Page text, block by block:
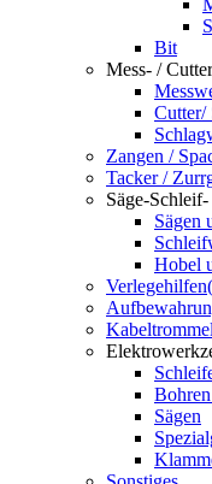
Bit
Mess- /
Cutter/
Zangen /
Tacker /
Säge-
Sägen
Hobel
Sägen